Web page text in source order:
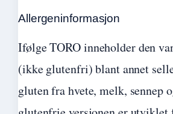
Allergeninformasjon
Ifølge TORO inneholder den
(ikke glutenfri) blant annet
gluten fra hvete, melk, sennep